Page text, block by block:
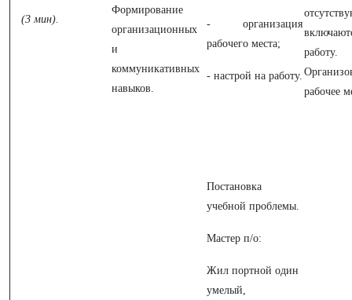
(3 мин).
Формирование
организационных
и
коммуникативных
навыков.
- организация
рабочего места;
- настрой на работу.
работу.
рабочее
Постановка
учебной проблемы.
Мастер п/о:
Жил портной один
умелый,